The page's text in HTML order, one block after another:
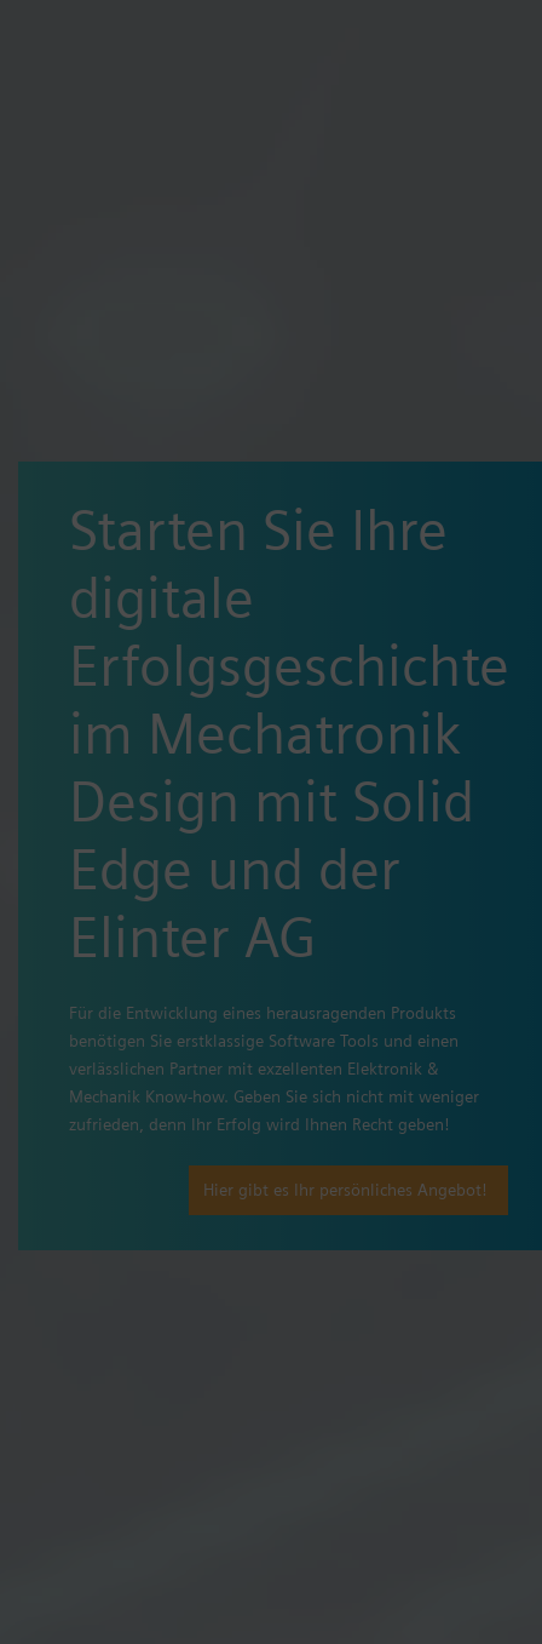
Starten Sie Ihre
digitale
Erfolgsgeschichte
im Mechatronik
Design mit Solid
Edge und der
Elinter AG
Für die Entwicklung eines herausragenden Produkts
benötigen Sie erstklassige Software Tools und einen
verlässlichen Partner mit exzellenten Elektronik &
Mechanik Know-how. Geben Sie sich nicht mit weniger
zufrieden, denn Ihr Erfolg wird Ihnen Recht geben!
Hier gibt es Ihr persönliches Angebot!